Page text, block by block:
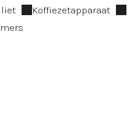
Koffiezetapparaat